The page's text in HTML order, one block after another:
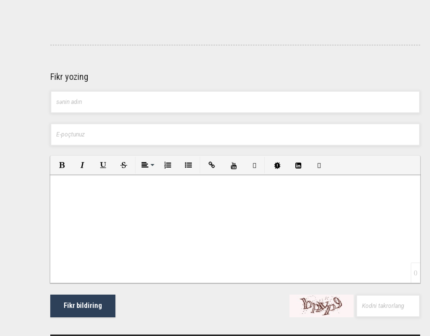
Fikr yozing
Bold Italic UnderlineStrikethrough
AlignOrdered ListUnordered List
Insert Link
0
Fikr bildiring